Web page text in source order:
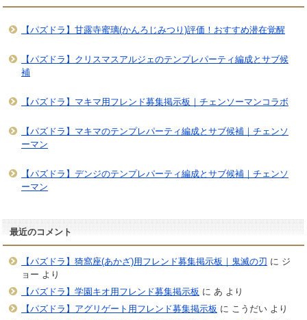
【パズドラ】甘露寺蜜璃(かんろじみつり)評価！おすすめ潜在覚醒
【パズドラ】クリスマスアルジェのテンプレパーティ編成とサブ候
補
【パズドラ】マキマ用フレンド募集掲示板｜チェンソーマンコラボ
【パズドラ】マキマのテンプレパーティ編成とサブ候補｜チェンソ
ーマン
【パズドラ】デンジのテンプレパーティ編成とサブ候補｜チェンソ
ーマン
最近のコメント
【パズドラ】猗窩座(あかざ)用フレンド募集掲示板｜鬼滅の刃 に ジ
ョー より
【パズドラ】学園キオ用フレンド募集掲示板 に あ より
【パズドラ】アグリゲート用フレンド募集掲示板 に こうだいより